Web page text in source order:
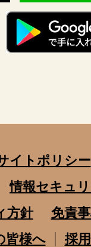
イトポリシー
情報セキュ
方針
免責
皆様へ
採